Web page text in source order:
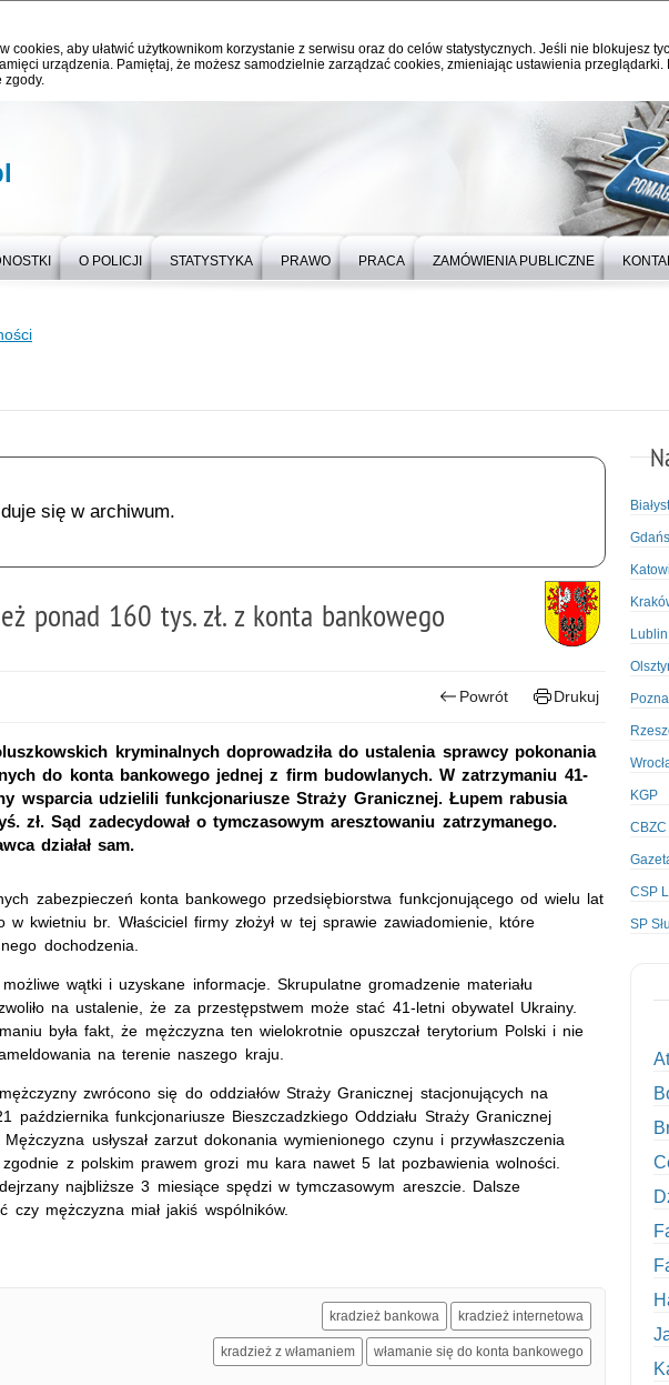
cookies, aby ułatwić użytkownikom korzystanie z serwisu oraz do celów statystycznych. Jeśli nie blokujesz
urządzenia. Pamiętaj, że możesz samodzielnie zarządzać cookies, zmieniając ustawienia
zgody.
O POLICJI STATYSTYKA PRAWO PRACA ZAMÓWIENIA PUBLICZNE
się w archiwum.
ponad 160 tys. zł. z konta bankowego
Powrót Drukuj
kryminalnych doprowadziła do ustalenia sprawcy pokonania
do konta bankowego jednej z firm budowlanych. W zatrzymaniu 41-
wsparcia udzielili funkcjonariusze Straży Granicznej. Łupem rabusia
zł. Sąd zadecydował o tymczasowym aresztowaniu zatrzymanego.
działał sam.
zabezpieczeń konta bankowego przedsiębiorstwa funkcjonującego od wielu lat
w kwietniu br. Właściciel firmy złożył w tej sprawie zawiadomienie, które
dochodzenia.
wątki i uzyskane informacje. Skrupulatne gromadzenie materiału
na ustalenie, że za przestępstwem może stać 41-letni obywatel Ukrainy.
była fakt, że mężczyzna ten wielokrotnie opuszczał terytorium Polski i nie
na terenie naszego kraju.
zwrócono się do oddziałów Straży Granicznej stacjonujących na
października funkcjonariusze Bieszczadzkiego Oddziału Straży Granicznej
usłyszał zarzut dokonania wymienionego czynu i przywłaszczenia
z polskim prawem grozi mu kara nawet 5 lat pozbawienia wolności.
najbliższe 3 miesiące spędzi w tymczasowym areszcie. Dalsze
czy mężczyzna miał jakiś wspólników.
kradzież bankowa kradzież internetowa
kradzież z włamaniem włamanie się do konta bankowego
Lublin
KGP
CBZC
CSP
SP